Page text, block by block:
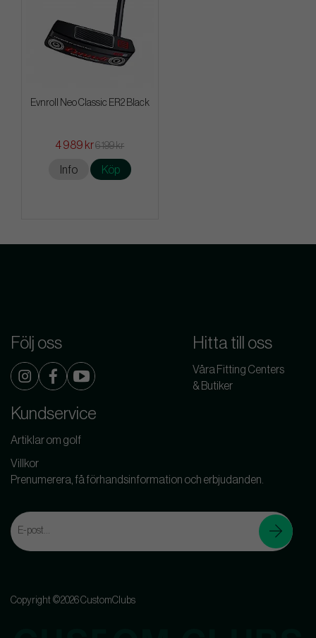
Evnroll Neo Classic ER2 Black
4 989 kr6 199 kr
Info Köp
Följ oss Hitta till oss
Våra Fitting Centers
& Butiker
Kundservice
Artiklar om golf
Villkor
Prenumerera, få förhandsinformation och erbjudanden.
Copyright ©2026 CustomClubs